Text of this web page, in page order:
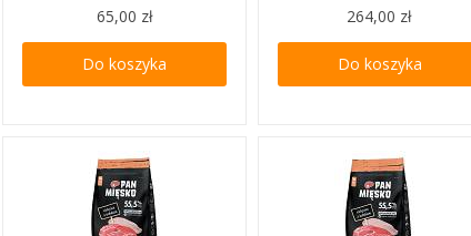
65,00 zł
Do koszyka
264,00 zł
Do koszyka